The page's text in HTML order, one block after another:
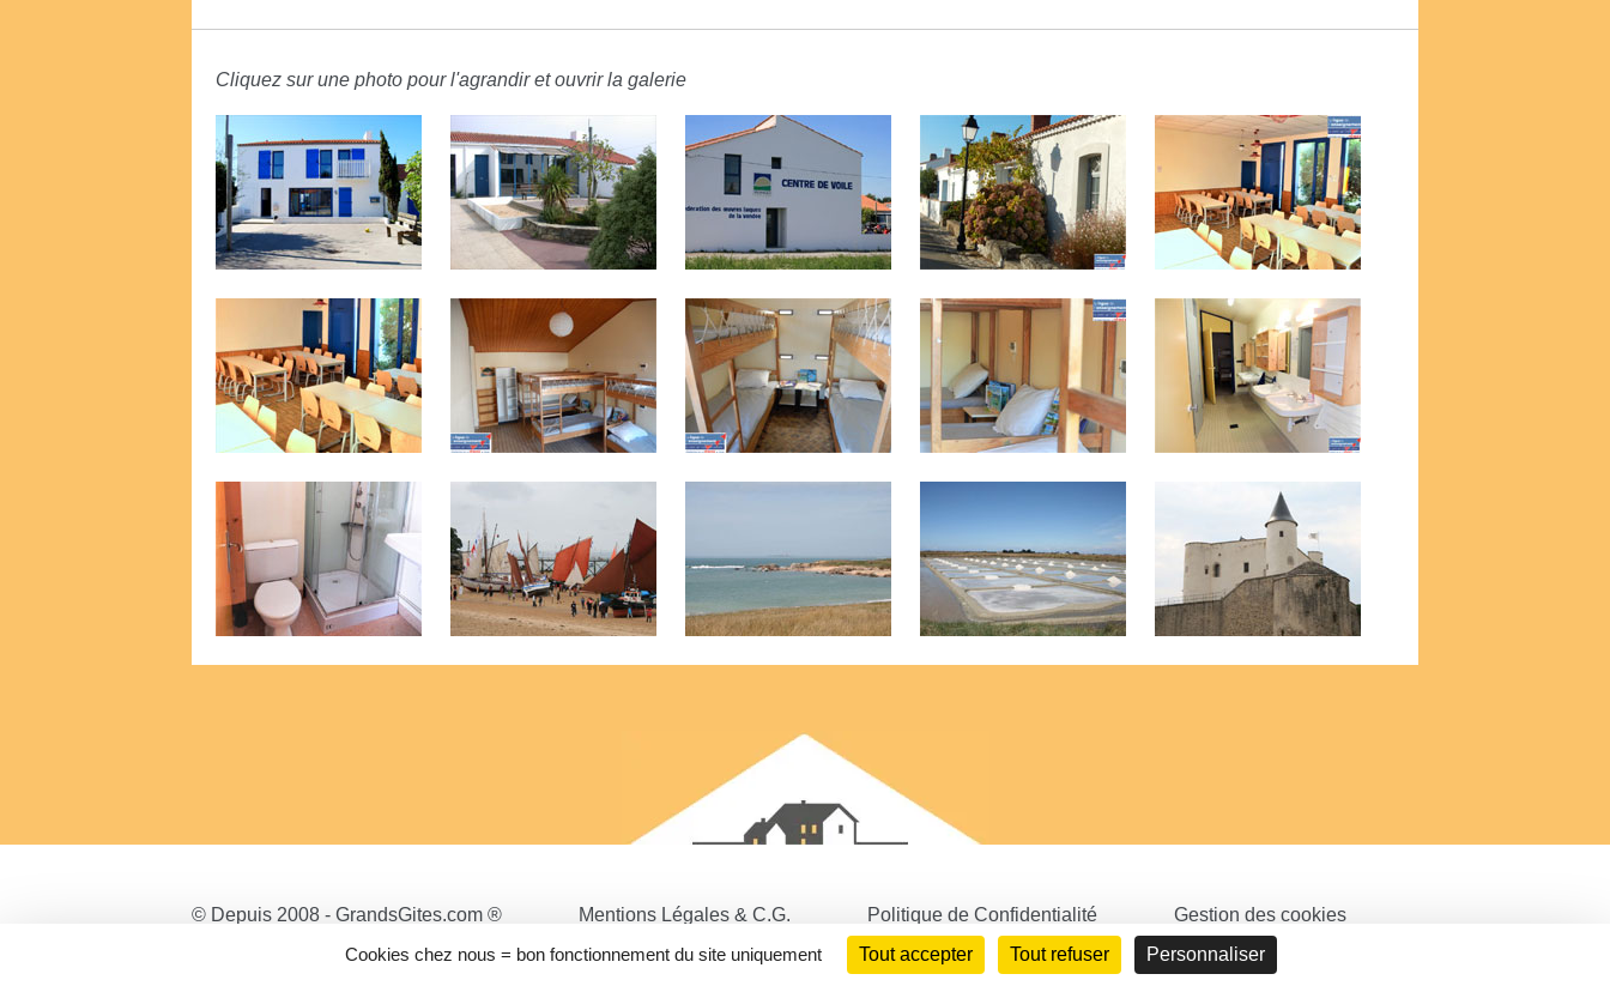
Cliquez sur une photo pour l'agrandir et ouvrir la galerie
© Depuis 2008 - GrandsGites.com ® Mentions Légales & C.G. Politique de Confidentialité Gestion des cookies
Cookies chez nous = bon fonctionnement du site uniquement Tout accepter Tout refuser Personnaliser